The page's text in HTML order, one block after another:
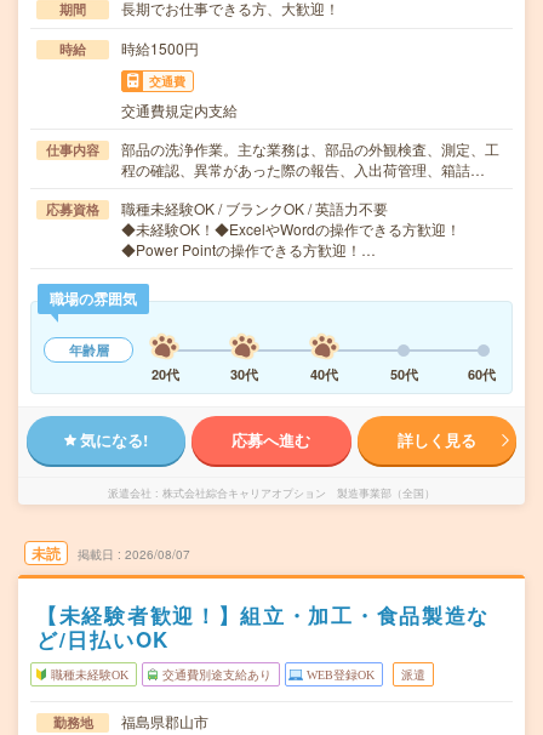
期間 長期でお仕事できる方、大歓迎！
時給 時給1500円
交通費
交通費規定内支給
仕事内容
部品の洗浄作業。主な業務は、部品の外観検査、測定、工
程の確認、異常があった際の報告、入出荷管理、箱詰…
応募資格
職種未経験OK / ブランクOK / 英語力不要
◆未経験OK！◆ExcelやWordの操作できる方歓迎！
◆Power Pointの操作できる方歓迎！…
職場の雰囲気
年齢層
20代
30代 40代 50代 60代
気になる! 応募へ進む 詳しく見る
派遣会社 株式会社綜合キャリアオプション 製造事業部（全国）
未読 掲載日 2026/08/07
【未経験者歓迎！】組立・加工・食品製造な
ど/日払いOK
職種未経験OK 交通費別途支給あり WEB登録OK 派遣
勤務地 福島県郡山市